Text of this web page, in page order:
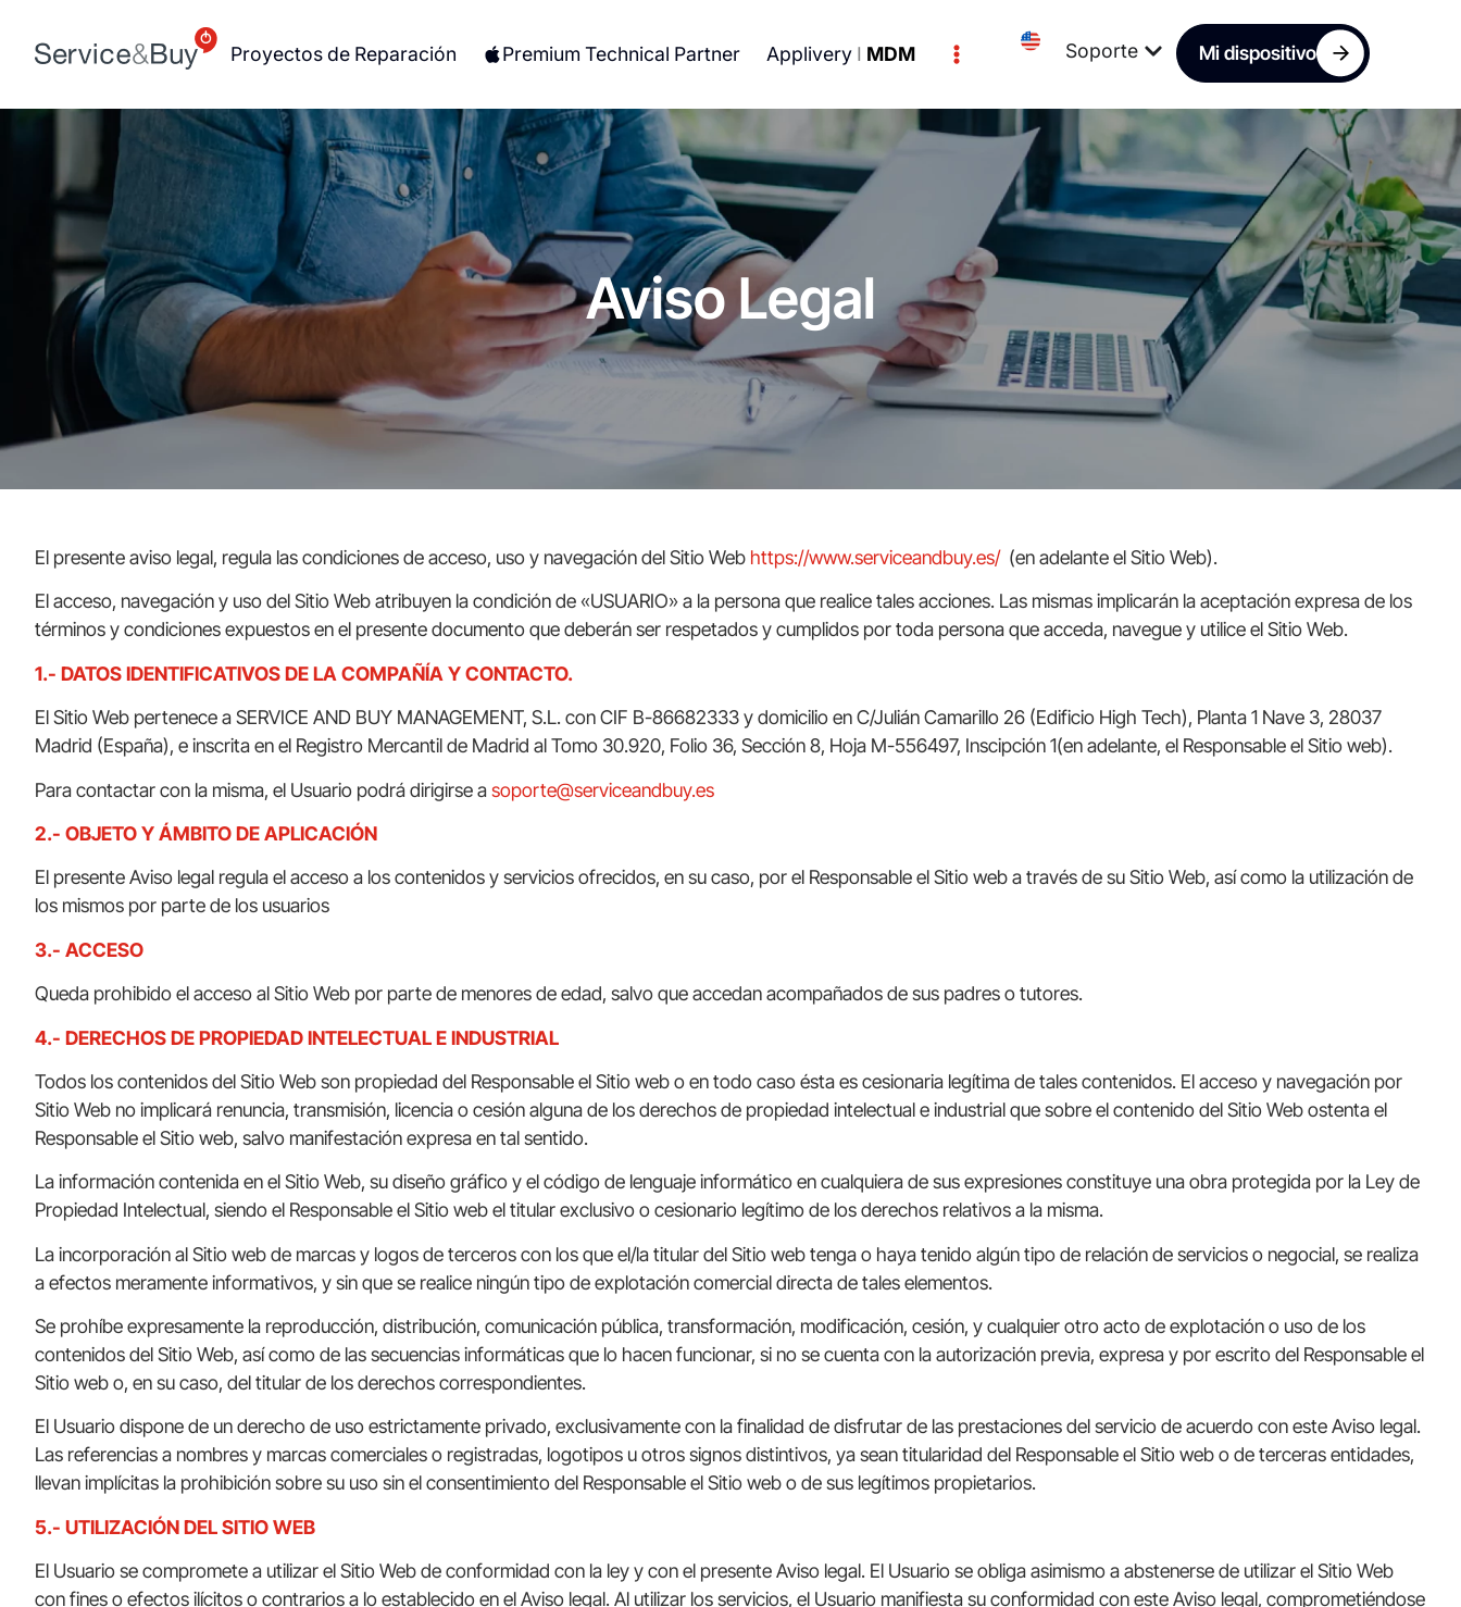
Proyectos de Reparación Premium Technical Partner Applivery I MDM Soporte Mi dispositivo
Aviso Legal
El presente aviso legal, regula las condiciones de acceso, uso y navegación del Sitio Web https://www.serviceandbuy.es/(en adelante el Sitio Web).
El acceso, navegación y uso del Sitio Web atribuyen la condición de «USUARIO» a la persona que realice tales acciones. Las mismas implicarán la aceptación expresa de los
términos y condiciones expuestos en el presente documento que deberán ser respetados y cumplidos por toda persona que acceda, navegue y utilice el Sitio Web.
1.- DATOS IDENTIFICATIVOS DE LA COMPAÑÍA Y CONTACTO.
El Sitio Web pertenece a SERVICE AND BUY MANAGEMENT, S.L. con CIF B-86682333 y domicilio en C/Julián Camarillo 26 (Edificio High Tech), Planta 1 Nave 3, 28037
Madrid (España), e inscrita en el Registro Mercantil de Madrid al Tomo 30.920, Folio 36, Sección 8, Hoja M-556497, Inscipción 1(en adelante, el Responsable el Sitio web).
Para contactar con la misma, el Usuario podrá dirigirse asoporte@serviceandbuy.es
2.- OBJETO Y ÁMBITO DE APLICACIÓN
El presente Aviso legal regula el acceso a los contenidos y servicios ofrecidos, en su caso, por el Responsable el Sitio web a través de su Sitio Web, así como la utilización de
los mismos por parte de los usuarios
3.- ACCESO
Queda prohibido el acceso al Sitio Web por parte de menores de edad, salvo que accedan acompañados de sus padres o tutores.
4.- DERECHOS DE PROPIEDAD INTELECTUAL E INDUSTRIAL
Todos los contenidos del Sitio Web son propiedad del Responsable el Sitio web o en todo caso ésta es cesionaria legítima de tales contenidos. El acceso y navegación por
Sitio Web no implicará renuncia, transmisión, licencia o cesión alguna de los derechos de propiedad intelectual e industrial que sobre el contenido del Sitio Web ostenta el
Responsable el Sitio web, salvo manifestación expresa en tal sentido.
La información contenida en el Sitio Web, su diseño gráfico y el código de lenguaje informático en cualquiera de sus expresiones constituye una obra protegida por la Ley de
Propiedad Intelectual, siendo el Responsable el Sitio web el titular exclusivo o cesionario legítimo de los derechos relativos a la misma.
La incorporación al Sitio web de marcas y logos de terceros con los que el/la titular del Sitio web tenga o haya tenido algún tipo de relación de servicios o negocial, se realiza
a efectos meramente informativos, y sin que se realice ningún tipo de explotación comercial directa de tales elementos.
Se prohíbe expresamente la reproducción, distribución, comunicación pública, transformación, modificación, cesión, y cualquier otro acto de explotación o uso de los
contenidos del Sitio Web, así como de las secuencias informáticas que lo hacen funcionar, si no se cuenta con la autorización previa, expresa y por escrito del Responsable el
Sitio web o, en su caso, del titular de los derechos correspondientes.
El Usuario dispone de un derecho de uso estrictamente privado, exclusivamente con la finalidad de disfrutar de las prestaciones del servicio de acuerdo con este Aviso legal.
Las referencias a nombres y marcas comerciales o registradas, logotipos u otros signos distintivos, ya sean titularidad del Responsable el Sitio web o de terceras entidades,
llevan implícitas la prohibición sobre su uso sin el consentimiento del Responsable el Sitio web o de sus legítimos propietarios.
5.- UTILIZACIÓN DEL SITIO WEB
El Usuario se compromete a utilizar el Sitio Web de conformidad con la ley y con el presente Aviso legal. El Usuario se obliga asimismo a abstenerse de utilizar el Sitio Web
con fines o efectos ilícitos o contrarios a lo establecido en el Aviso legal. Al utilizar los servicios, el Usuario manifiesta su conformidad con este Aviso legal, comprometiéndose